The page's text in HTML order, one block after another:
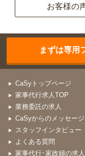
お客様の
まずは専用
CaSyトップページ
家事代行求人TOP
業務委託の求人
CaSyからのメッセージ
スタッフインタビュー
よくある質問
家事代行･家政婦の求